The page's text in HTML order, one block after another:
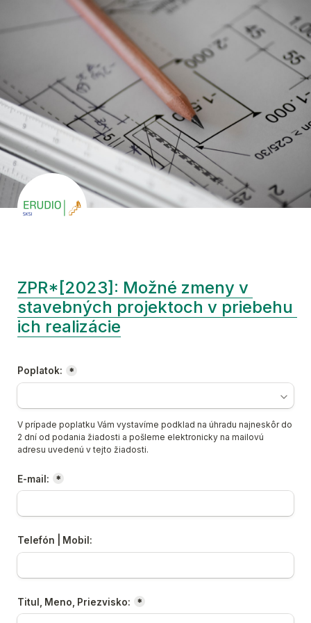
ZPR*[2023]: Možné zmeny v
stavebných projektoch v priebehu
ich realizácie
Poplatok: *
V prípade poplatku Vám vystavíme podklad na úhradu najneskôr do
2 dní od podania žiadosti a pošleme elektronicky na mailovú
adresu uvedenú v tejto žiadosti.
E-mail: *
Telefón | Mobil:
Titul, Meno, Priezvisko: *